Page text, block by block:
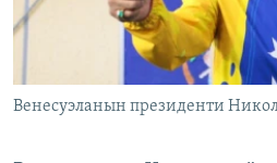
Венесуэланын президенти